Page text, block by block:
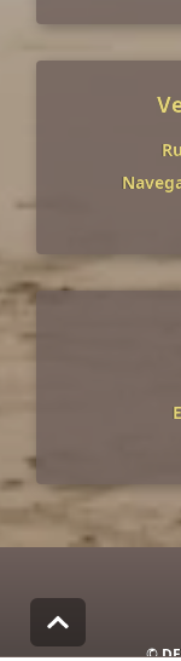
©